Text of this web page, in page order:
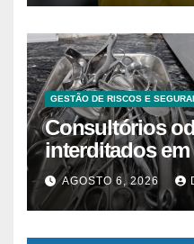
GESTÃO DE RISCOS E
Consultórios
interditados
superam 2025
AGOSTO 6, 2026